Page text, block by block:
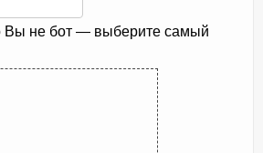
Вы не бот — выберите самый